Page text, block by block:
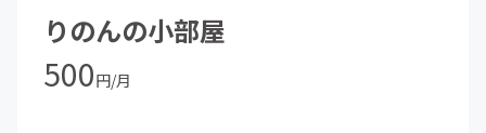
りのんの小部屋
500円/月